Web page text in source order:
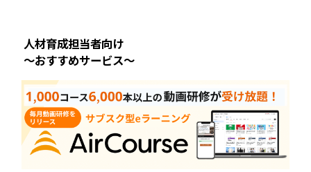
人材育成担当者向け
～おすすめサービス～